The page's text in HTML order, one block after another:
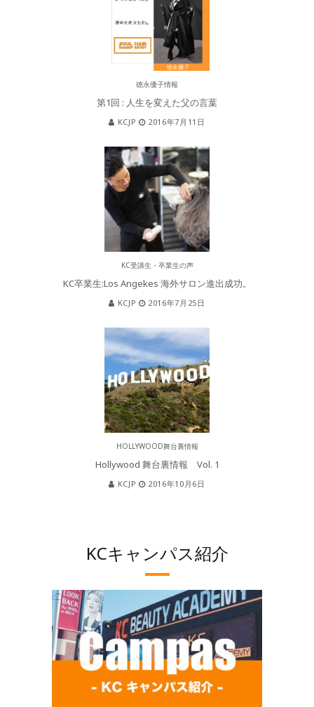
徳永優子情報
第1回 : 人生を変えた父の言葉
KCJP 2016年7月11日
KC受講生・卒業生の声
KC卒業生:Los Angekes 海外サロン進出成功。
KCJP 2016年7月25日
HOLLYWOOD舞台裏情報
Hollywood 舞台裏情報 Vol. 1
KCJP 2016年10月6日
KCキャンパス紹介